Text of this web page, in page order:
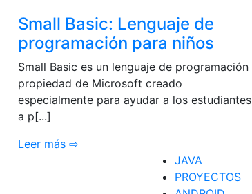
Small Basic: Lenguaje de
programación para niños
Small Basic es un lenguaje de programación
propiedad de Microsoft creado
especialmente para ayudar a los estudiantes
a p[...]
Leer más ⇨
JAVA
PROYECTOS